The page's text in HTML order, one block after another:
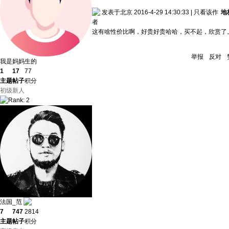
我是妈妈生的
1
主题
17
帖子
77
积分
初级新人
地
发表于北京 2016-4-29 14:30:33
只看该作
者
这有啥性价比啊，好贵好贵哈哈，买不起，欣赏了。
举报 反对
法国_范
7
主题
747
帖子
2814
积分